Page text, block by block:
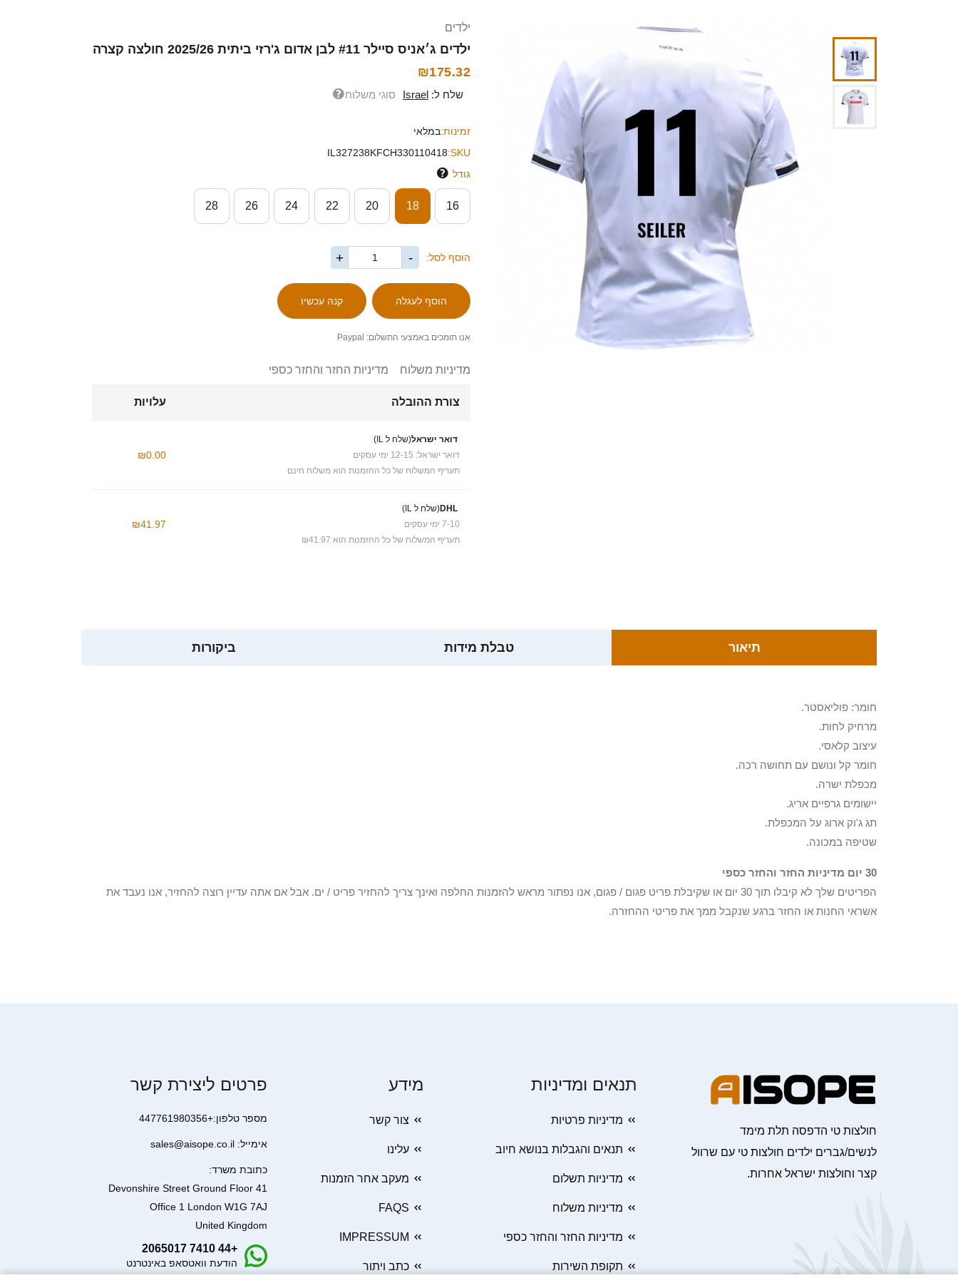
ילדים
ילדים ג׳אניס סיילר #11 לבן אדום ג'רזי ביתית 2025/26 חולצה קצרה
₪175.32
שלח ל: Israel סוגי משלוח
זמינות:במלאי
SKU:
IL327238KFCH330110418
גודל
16
18
20
22
24
26
28
הוסף לסל: -
+
אנו תומכים באמצעי התשלום: Paypal
מדיניות משלוח מדיניות החזר והחזר כספי
צורת ההובלה עלויות
דואר ישראל(שלח ל IL)
דואר ישראל: 12-15 ימי עסקים
תעריף המשלוח של כל ההזמנות הוא משלוח חינם
₪0.00
DHL(שלח ל IL)
7-10 ימי עסקים
תעריף המשלוח של כל ההזמנות הוא ₪41.97
₪41.97
תיאור טבלת מידות ביקורות
חומר: פוליאסטר.
מרחיק לחות.
עיצוב קלאסי.
חומר קל ונושם עם תחושה רכה.
מכפלת ישרה.
יישומים גרפיים אריג.
תג ג'וק ארוג על המכפלת.
שטיפה במכונה.
30 יום מדיניות החזר והחזר כספי
הפריטים שלך לא קיבלו תוך 30 יום או שקיבלת פריט פגום / פגום, אנו נפתור מראש להזמנות החלפה ואינך צריך להחזיר פריט / ים. אבל אם אתה עדיין רוצה להחזיר, אנו נעבד את
אשראי החנות או החזר ברגע שנקבל ממך את פריטי ההחזרה.
חולצות טי הדפסה תלת מימד
לנשים/גברים ילדים חולצות טי עם שרוול
קצר וחולצות ישראל אחרות.
תנאים ומדיניות
מדיניות פרטיות
תנאים והגבלות בנושא חיוב
מדיניות תשלום
מדיניות משלוח
מדיניות החזר והחזר כספי
תקופת השירות
מידע
צור קשר
עלינו
מעקב אחר הזמנות
FAQS
IMPRESSUM
כתב ויתור
פרטים ליצירת קשר
מספר טלפון:+447761980356
אימייל: sales@aisope.co.il
כתובת משרד:
41 Devonshire Street Ground Floor
Office 1 London W1G 7AJ
United Kingdom
+44 7410 2065017
הודעת וואטסאפ באינטרנט